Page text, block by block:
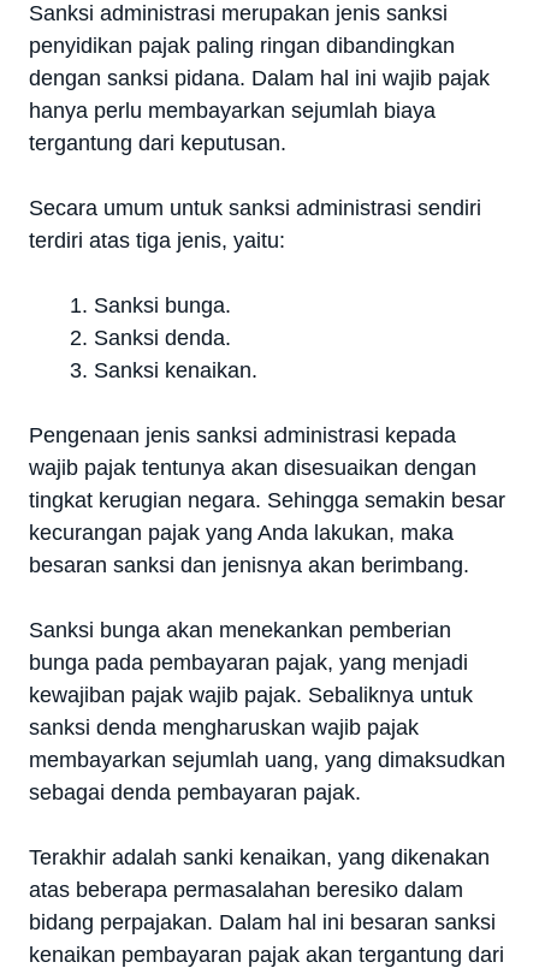
Sanksi administrasi merupakan jenis sanksi
penyidikan pajak paling ringan dibandingkan
dengan sanksi pidana. Dalam hal ini wajib pajak
hanya perlu membayarkan sejumlah biaya
tergantung dari keputusan.
Secara umum untuk sanksi administrasi sendiri
terdiri atas tiga jenis, yaitu:
Sanksi bunga.
Sanksi denda.
Sanksi kenaikan.
Pengenaan jenis sanksi administrasi kepada
wajib pajak tentunya akan disesuaikan dengan
tingkat kerugian negara. Sehingga semakin besar
kecurangan pajak yang Anda lakukan, maka
besaran sanksi dan jenisnya akan berimbang.
Sanksi bunga akan menekankan pemberian
bunga pada pembayaran pajak, yang menjadi
kewajiban pajak wajib pajak. Sebaliknya untuk
sanksi denda mengharuskan wajib pajak
membayarkan sejumlah uang, yang dimaksudkan
sebagai denda pembayaran pajak.
Terakhir adalah sanki kenaikan, yang dikenakan
atas beberapa permasalahan beresiko dalam
bidang perpajakan. Dalam hal ini besaran sanksi
kenaikan pembayaran pajak akan tergantung dari